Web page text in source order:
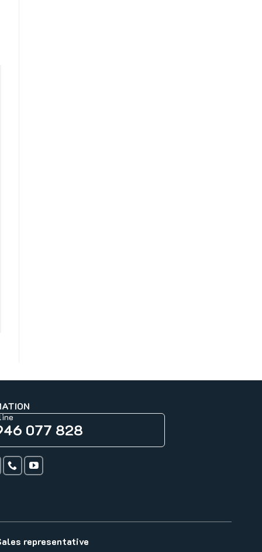
077 828
representative